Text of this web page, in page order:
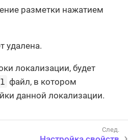
разметки нажатием
удалена.
локализации, будет
файл, в котором
данной локализации.